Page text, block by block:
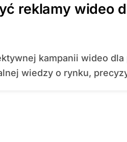
reklamy wideo
wiedzy o rynku,